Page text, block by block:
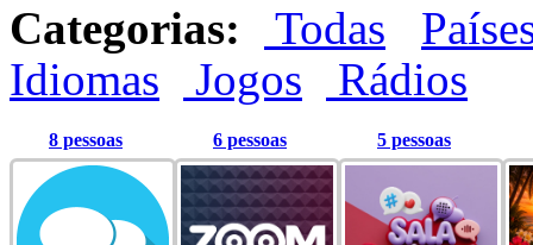
Categorias: Todas
Idiomas
Jogos Rádios
8 pessoas 6 pessoas 5 pessoas